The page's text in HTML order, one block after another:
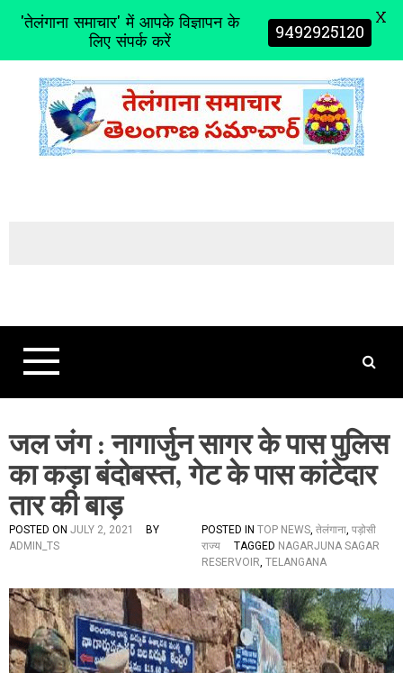
t
जल जंग : नागार्जुन सागर के पास पुलिस
का कड़ा बंदोबस्त, गेट के पास कांटेदार
तार की बाड़
POSTED ON JULY 2, 2021
BY
ADMIN_TS
POSTED IN TOP NEWS, तेलंगाना, पड़ोसी
राज्य
TAGGED NAGARJUNA SAGAR
RESERVOIR, TELANGANA
'तेलंगाना समाचार' में आपके विज्ञापन के
लिए संपर्क करें 9492925120 X